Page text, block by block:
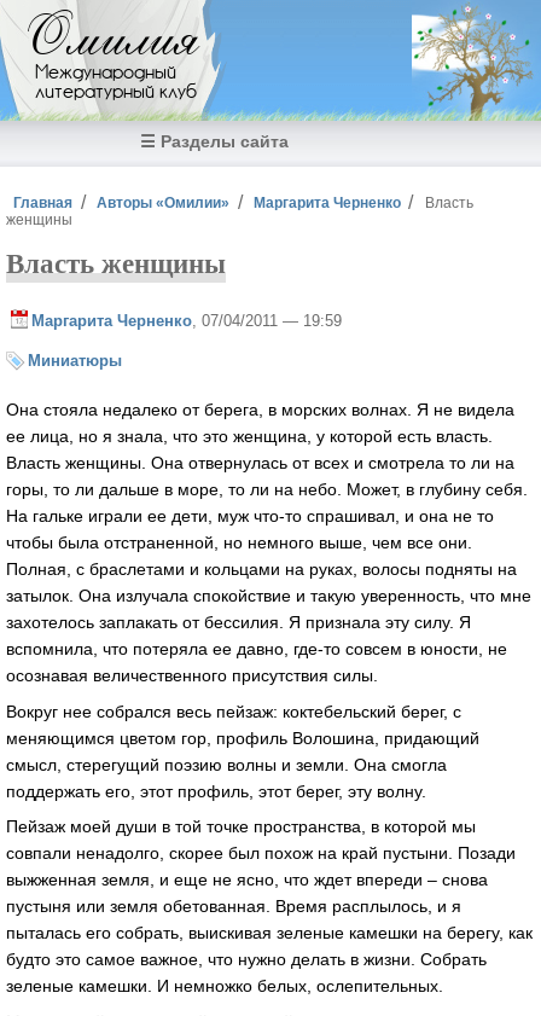
Перейти к основному содержанию
Омилия
Международный
литературный клуб
☰ Разделы сайта
Вы здесь
Главная Авторы «Омилии» Маргарита Черненко
Власть
женщины
Власть женщины
Маргарита Черненко , 07/04/2011 — 19:59
Миниатюры
Она стояла недалеко от берега, в морских волнах. Я не видела
ее лица, но я знала, что это женщина, у которой есть власть.
Власть женщины. Она отвернулась от всех и смотрела то ли на
горы, то ли дальше в море, то ли на небо. Может, в глубину себя.
На гальке играли ее дети, муж что-то спрашивал, и она не то
чтобы была отстраненной, но немного выше, чем все они.
Полная, с браслетами и кольцами на руках, волосы подняты на
затылок. Она излучала спокойствие и такую уверенность, что мне
захотелось заплакать от бессилия. Я признала эту силу. Я
вспомнила, что потеряла ее давно, где-то совсем в юности, не
осознавая величественного присутствия силы.
Вокруг нее собрался весь пейзаж: коктебельский берег, с
меняющимся цветом гор, профиль Волошина, придающий
смысл, стерегущий поэзию волны и земли. Она смогла
поддержать его, этот профиль, этот берег, эту волну.
Пейзаж моей души в той точке пространства, в которой мы
совпали ненадолго, скорее был похож на край пустыни. Позади
выжженная земля, и еще не ясно, что ждет впереди – снова
пустыня или земля обетованная. Время расплылось, и я
пыталась его собрать, выискивая зеленые камешки на берегу, как
будто это самое важное, что нужно делать в жизни. Собрать
зеленые камешки. И немножко белых, ослепительных.